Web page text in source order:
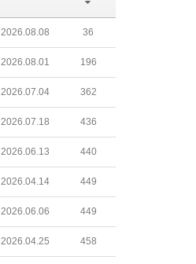
2026.08.08 36
2026.08.01 196
2026.07.04 362
2026.07.18 436
2026.06.13 440
2026.04.14 449
2026.06.06 449
2026.04.25 458